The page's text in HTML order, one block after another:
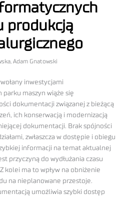
produkcją
Adam Gnatowski
inwestycjami
maszyn wiąże się
dokumentacji związanej z bieżącą
ich konserwacją i modernizacją
dokumentacji. Brak spójności
zwłaszcza w dostępie i obiegu
informacji na temat aktualnej
przyczyną do wydłużania czasu
kolei ma to wpływ na obniżenie
na nieplanowane przestoje.
umożliwia szybki dostęp